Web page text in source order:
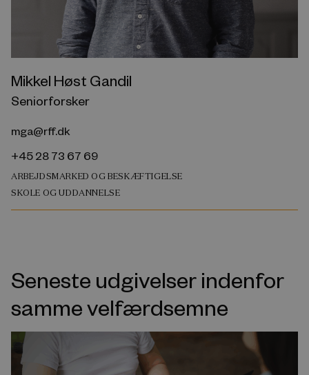
Mikkel Høst Gandil
Seniorforsker
mga@rff.dk
+45 28 73 67 69
ARBEJDSMARKED OG BESKÆFTIGELSE
SKOLE OG UDDANNELSE
Seneste udgivelser indenfor
samme velfærdsemne